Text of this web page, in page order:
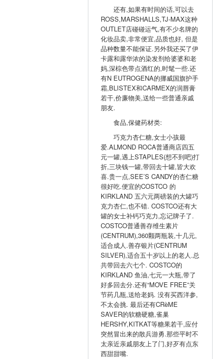
还有,如果有时间的话,可以去
ROSS,MARSHALLS,TJ-MAX这种
OUTLET店碰碰运气,有不少名牌的
化妆品卖,非常便宜,品质也好, 但是
品种数量不能保证.另外我还买了伊
卡露和露华浓的染发剂给婆婆和老
妈,深棕色带点酒红的,时髦一些.还
有N EUTROGENA的挪威国旗护手
霜,BLISTEX和CARMEX的润唇膏
若干,价廉物美,送给一些普通亲戚
朋友.
食品,保健药材类:
巧克力杏仁糖,女士小孩最
爱.ALMOND ROCA普通商店四五
元一罐,遇上STAPLES(想不到吧)打
折,三块钱一罐,带回去十罐,皆大欢
喜.贵一点,SEE’S CANDY的杏仁糖
很好吃.便宜的COSTCO 的
KIRKLAND 五六元两磅装的大罐巧
克力杏仁,也不错. COSTCO还有大
罐的女士补钙巧克力,忘记牌子了.
COSTCO普通善存维生素片
(CENTRUM),360颗两瓶装,十几元,
适合成人.善存银片(CENTRUM
SILVER),适合五十岁以上的老人.总
共带回去六七个. COSTCO的
KIRKLAND 鱼油,七元一大瓶,带了
好多回去分.还有“MOVE FREE”关
节药几瓶,送给老妈. 没有买西洋参,
不太会挑. 最后还有CRèME
SAVER的软糖硬糖,雀巢
HERSHY,KITKAT等糖果若干,应付
突然冒出来的散兵游勇.那些平时不
太亲近亲戚朋友上了门,好歹有点东
西甜甜嘴.